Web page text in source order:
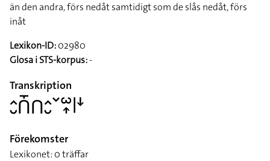
än den andra, förs nedåt samtidigt som de slås nedåt, förs
inåt
Lexikon-ID:02980
Glosa i STS-korpus:-
Transkription
􌤵􌤷􌤽􌤻􌤽􌤵􌤷􌥧􌥱􌥾􌥼􌦄
Förekomster
Lexikonet: 0 träffar